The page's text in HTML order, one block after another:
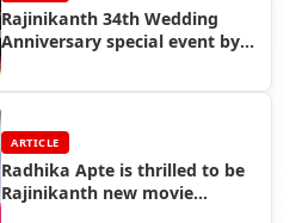
Rajinikanth 34th Wedding
Anniversary special event by
ARTICLE
Radhika Apte is thrilled to be
Rajinikanth new movie